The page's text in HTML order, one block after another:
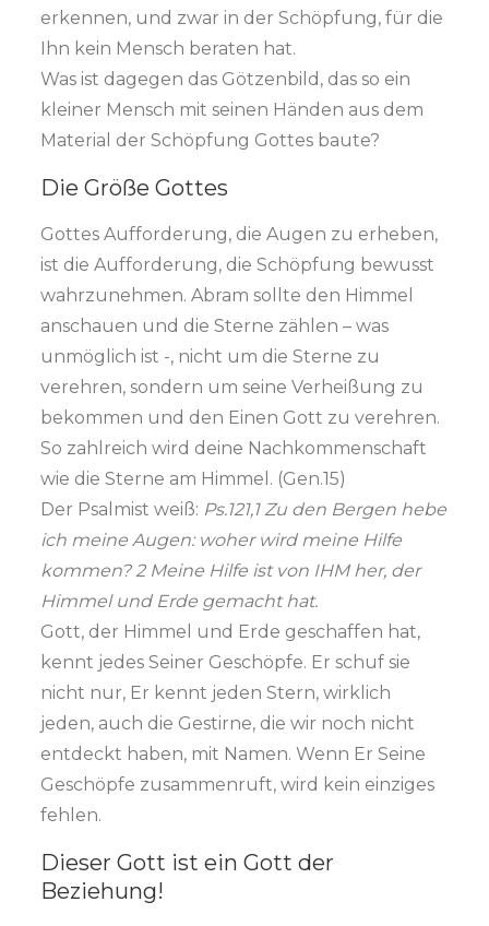
erkennen, und zwar in der Schöpfung, für die
Ihn kein Mensch beraten hat.
Was ist dagegen das Götzenbild, das so ein
kleiner Mensch mit seinen Händen aus dem
Material der Schöpfung Gottes baute?
Die Größe Gottes
Gottes Aufforderung, die Augen zu erheben,
ist die Aufforderung, die Schöpfung bewusst
wahrzunehmen. Abram sollte den Himmel
anschauen und die Sterne zählen – was
unmöglich ist -, nicht um die Sterne zu
verehren, sondern um seine Verheißung zu
bekommen und den Einen Gott zu verehren.
So zahlreich wird deine Nachkommenschaft
wie die Sterne am Himmel. (Gen.15)
Der Psalmist weiß: Ps.121,1 Zu den Bergen hebe
ich meine Augen: woher wird meine Hilfe
kommen? 2 Meine Hilfe ist von IHM her, der
Himmel und Erde gemacht hat.
Gott, der Himmel und Erde geschaffen hat,
kennt jedes Seiner Geschöpfe. Er schuf sie
nicht nur, Er kennt jeden Stern, wirklich
jeden, auch die Gestirne, die wir noch nicht
entdeckt haben, mit Namen. Wenn Er Seine
Geschöpfe zusammenruft, wird kein einziges
fehlen.
Dieser Gott ist ein Gott der
Beziehung!